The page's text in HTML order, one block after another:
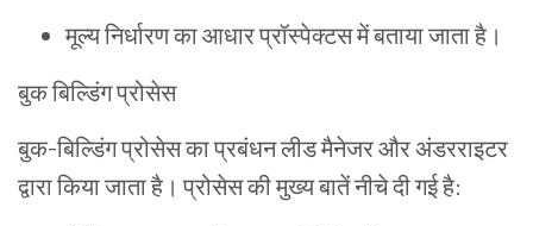
मूल्यनिर्धारणकाआधारप्रॉस्पेक्टसमेंबतायाजाताहै।
बुकबिल्डिंगप्रोसेस
बुक-बिल्डिंगप्रोसेसकाप्रबंधनलीडमैनेजरऔरअंडरराइटर
द्वाराकियाजाताहै। प्रोसेसकीमुख्यबातेंनीचेदीगईहै: